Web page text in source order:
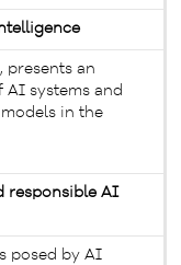
presents an
systems and
in the
responsible AI
posed by AI